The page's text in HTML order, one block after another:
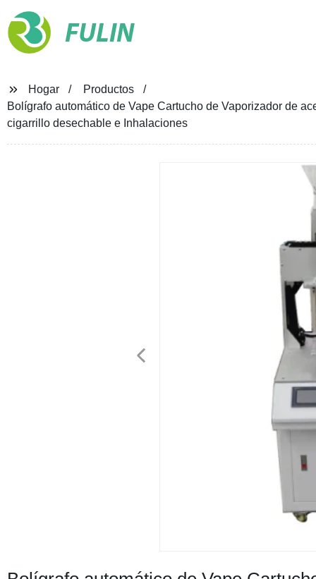
FULIN
Hogar
Productos
Bolígrafo automático de Vape Cartucho de Vaporizador de
cigarrillo desechable e Inhalaciones